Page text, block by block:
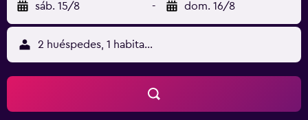
sáb. 15/8 - dom. 16/8
2 huéspedes, 1 habitación